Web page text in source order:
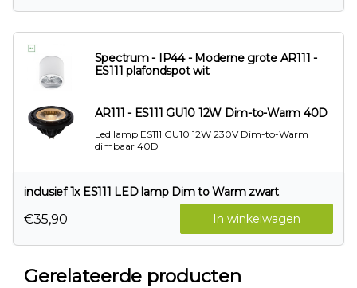
Spectrum - IP44 - Moderne grote AR111 -
ES111 plafondspot wit
AR111 - ES111 GU10 12W Dim-to-Warm 40D
Led lamp ES111 GU10 12W 230V Dim-to-Warm
dimbaar 40D
inclusief 1x ES111 LED lamp Dim to Warm zwart
In winkelwagen
€35,90
Gerelateerde producten